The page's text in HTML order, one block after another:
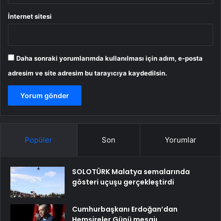
İnternet sitesi
Daha sonraki yorumlarımda kullanılması için adım, e-posta
adresim ve site adresim bu tarayıcıya kaydedilsin.
Popüler Son Yorumlar
SOLOTÜRK Malatya semalarında
gösteri uçuşu gerçekleştirdi
Cumhurbaşkanı Erdoğan’dan